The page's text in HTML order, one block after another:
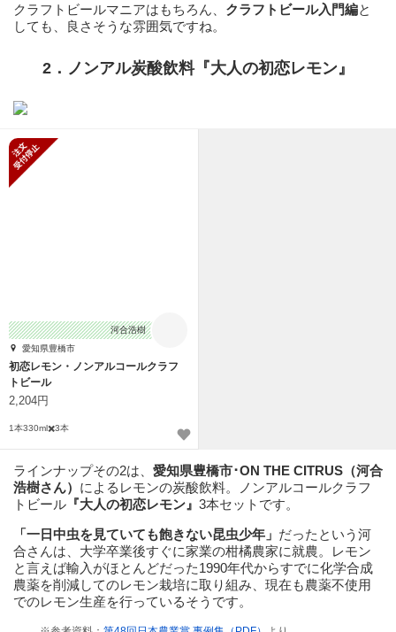
クラフトビールマニアはもちろん、 クラフトビール入門編と
しても、良さそうな雰囲気ですね。
2．ノンアル炭酸飲料『大人の初恋レモン』
河合浩樹
愛知県豊橋市
初恋レモン・ノンアルコールクラフ
トビール
2,204円
1本330ml✖️3本
ラインナップその2は、 愛知県豊橋市･ON THE CITRUS（河合
浩樹さん） によるレモンの炭酸飲料。ノンアルコールクラフ
トビール 『大人の初恋レモン』 3本セットです。
「一日中虫を見ていても飽きない昆虫少年」 だったという河
合さんは、大学卒業後すぐに家業の柑橘農家に就農。レモン
と言えば輸入がほとんどだった1990年代からすでに化学合成
農薬を削減してのレモン栽培に取り組み、現在も農薬不使用
でのレモン生産を行っているそうです。